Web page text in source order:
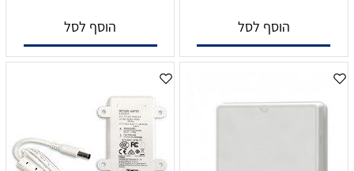
הוסף לסל הוסף לסל